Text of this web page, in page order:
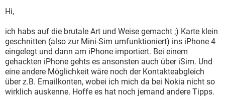
Hi,
ich habs auf die brutale Art und Weise gemacht ;) Karte klein
geschnitten (also zur Mini-Sim umfunktioniert) ins iPhone 4
eingelegt und dann am iPhone importiert. Bei einem
gehackten iPhone gehts es ansonsten auch über iSim. Und
eine andere Möglichkeit wäre noch der Kontakteabgleich
über z.B. Emailkonten, wobei ich mich da bei Nokia nicht so
wirklich auskenne. Hoffe es hat noch jemand andere Tipps.